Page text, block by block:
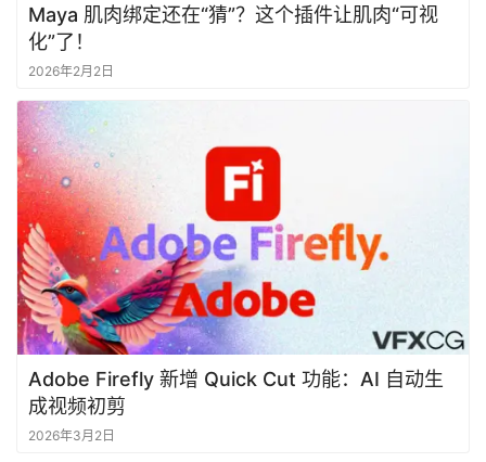
Maya 肌肉绑定还在“猜”？这个插件让肌肉“可视
化”了！
2026年2月2日
Adobe Firefly 新增 Quick Cut 功能：AI 自动生
成视频初剪
2026年3月2日